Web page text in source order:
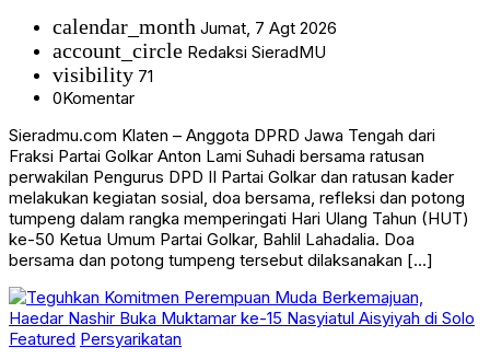
calendar_month Jumat, 7 Agt 2026
account_circle Redaksi SieradMU
visibility 71
0Komentar
Sieradmu.com Klaten – Anggota DPRD Jawa Tengah dari
Fraksi Partai Golkar Anton Lami Suhadi bersama ratusan
perwakilan Pengurus DPD II Partai Golkar dan ratusan kader
melakukan kegiatan sosial, doa bersama, refleksi dan potong
tumpeng dalam rangka memperingati Hari Ulang Tahun (HUT)
ke-50 Ketua Umum Partai Golkar, Bahlil Lahadalia. Doa
bersama dan potong tumpeng tersebut dilaksanakan […]
Featured Persyarikatan